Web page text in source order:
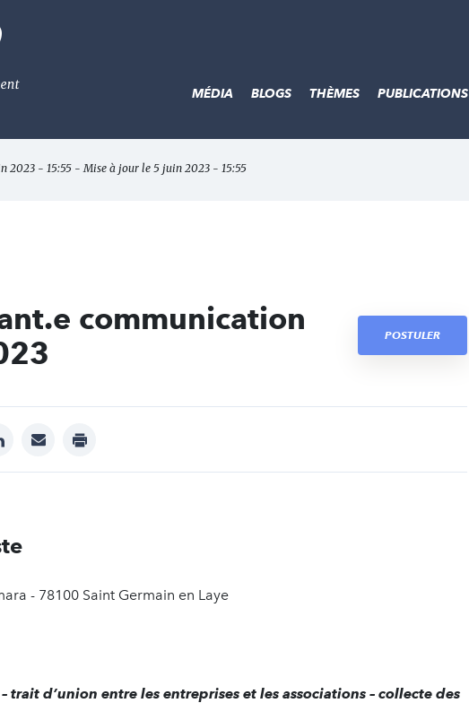
MÉDIA BLOGS THÈMES PUBLICATIONS
2023 - 15:55 - Mise à jour le 5 juin 2023 - 15:55
communication
POSTULER
linkedinmail print
- 78100 Saint Germain en Laye
trait d’union entre les entreprises et les associations – collecte des